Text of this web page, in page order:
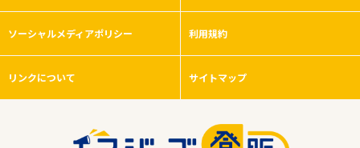
ソーシャルメディアポリシー 利用規約
リンクについて サイトマップ